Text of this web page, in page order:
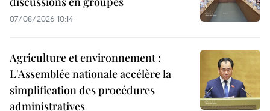
07/08/2026 10:14
Agriculture et environnement :
L'Assemblée nationale accélère la
simplification des procédures
administratives